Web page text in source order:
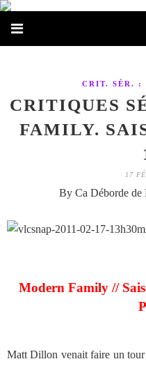
CRIT. SÉR. :
CRITIQUES
FAMILY.
17
By Ca Déborde de
Modern Family //
Matt Dillon venait faire un